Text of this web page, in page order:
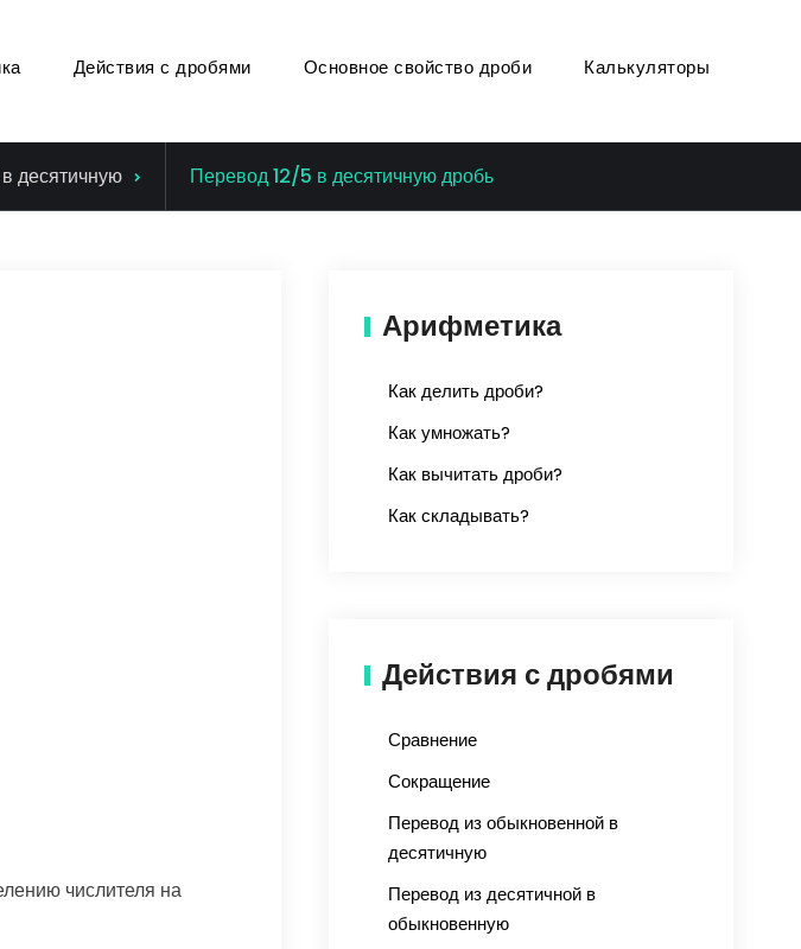
Действия с дробями Основное свойство дроби Калькуляторы
десятичную Перевод 12/5 в десятичную дробь
числителя на
Арифметика
Как делить дроби?
Как умножать?
Как вычитать дроби?
Как складывать?
Действия с дробями
Сравнение
Сокращение
Перевод из обыкновенной в
десятичную
Перевод из десятичной в
обыкновенную